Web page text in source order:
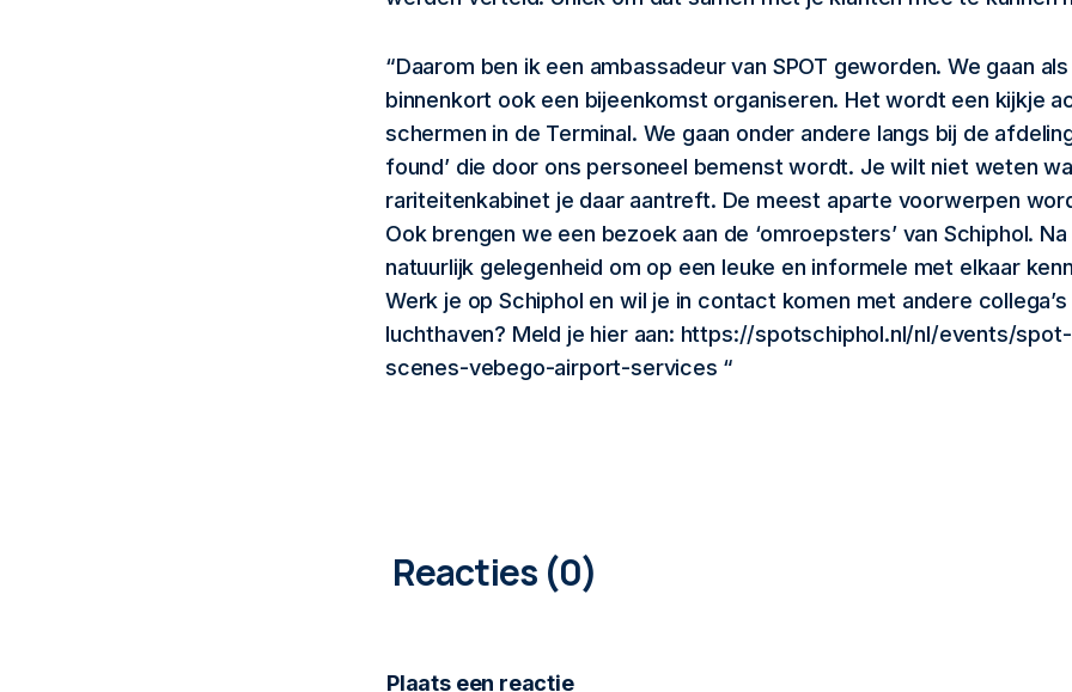
“Daarom ben ik een ambassadeur van SPOT geworden. We gaan
binnenkort ook een bijeenkomst organiseren. Het wordt een kijkje
schermen in de Terminal. We gaan onder andere langs bij de
found’ die door ons personeel bemenst wordt. Je wilt niet weten
rariteitenkabinet je daar aantreft. De meest aparte voorwerpen
Ook brengen we een bezoek aan de ‘omroepsters’ van Schiphol.
natuurlijk gelegenheid om op een leuke en informele met elkaar
Werk je op Schiphol en wil je in contact komen met andere
luchthaven? Meld je hier aan: https://spotschiphol.nl/nl/events/
scenes-vebego-airport-services “
0